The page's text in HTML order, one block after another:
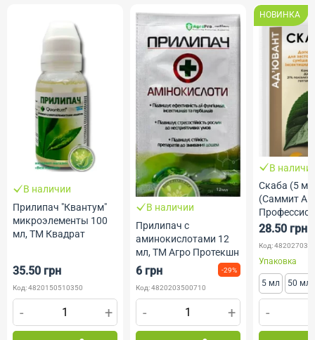
В наличии
Прилипач "Квантум"
микроэлементы 100
мл, ТМ Квадрат
35.50 грн
Код: 4820150510350
- +
В наличии
Прилипач с
аминокислотами 12
мл, ТМ Агро Протекшн
6 грн -29%
Код: 4820203500710
- +
НОВИНКА
В
Скаба (5
(Саммит
Семена
28.50 грн
Код:
Упаковка
5 мл 50 мл
-